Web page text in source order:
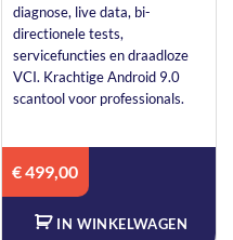
diagnose, live data, bi-
directionele tests,
servicefuncties en draadloze
VCI. Krachtige Android 9.0
scantool voor professionals.
€499,00
IN WINKELWAGEN